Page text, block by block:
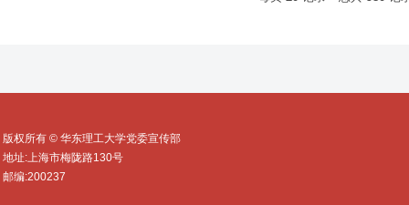
版权所有 © 华东理工大学党委宣传部
地址:上海市梅陇路130号
邮编:200237